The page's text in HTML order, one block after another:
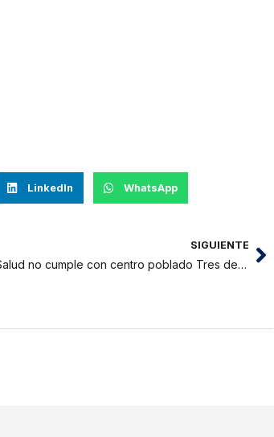
LinkedIn WhatsApp
SIGUIENTE
Red de Salud no cumple con centro poblado Tres de Octubre